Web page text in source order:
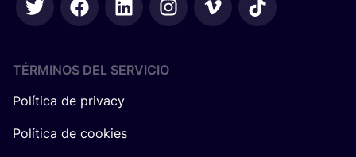
TÉRMINOS DEL SERVICIO
Política de privacy
Política de cookies